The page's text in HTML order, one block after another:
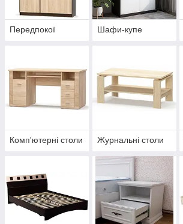
Передпокої Шафи-купе
Комп'ютерні столи Журнальні столи